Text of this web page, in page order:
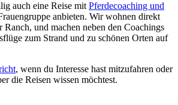
auch eine Reise mit Pferdecoaching und
anbieten. Wir wohnen direkt
Ranch, und machen neben den Coachings
zum Strand und zu schönen Orten auf
, wenn du Interesse hast mitzufahren oder
die Reisen wissen möchtest.